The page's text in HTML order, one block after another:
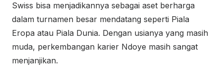
Swiss bisa menjadikannya sebagai aset berharga
dalam turnamen besar mendatang seperti Piala
Eropa atau Piala Dunia. Dengan usianya yang masih
muda, perkembangan karier Ndoye masih sangat
menjanjikan.